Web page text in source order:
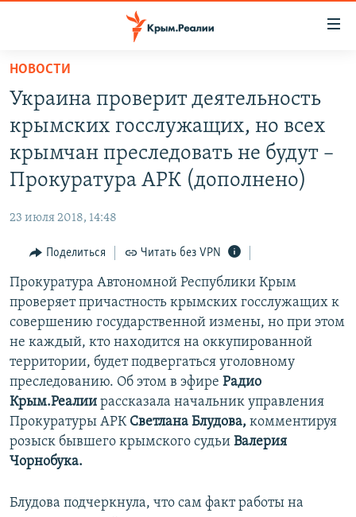
Вернуться
основному
содержанию
Вернутся
главной
Вернутся
поиску
СПЕЦПРОЕКТЫ
КАРТА ВОЕННЫХ ОБЪЕКТОВ КРЫМА
ВОДА
ИСТОРИЯ
ИНФОГРАФИКА
ТЕЛЕПРОЕКТ КРЫМ.РЕАЛИИ
СОВЕТЫ ПРАВОЗАЩИТНИКОВ
ПРОПАВШИЕ БЕЗ ВЕСТИ
ПОБЕДИТЕЛЕЙ НЕ СУДЯТ?
КРЫМ.НЕПОКОРЕННЫЙ
ELIFBE
УКРАИНСКАЯ ПРОБЛЕМА КРЫМА
РАДІО СВОБОДА
КАК ОБОЙТИ БЛОКИРОВКУ
Українською
Qırımtatar
ПРИСОЕДИНЯЙТЕСЬ!
НОВОСТИ
Украина проверит деятельность
крымских госслужащих, но всех
крымчан преследовать не будут –
Прокуратура АРК (дополнено)
23 июля 2018, 14:48
Поделиться Читать без VPN
Прокуратура Автономной Республики Крым
проверяет причастность крымских госслужащих к
совершению государственной измены, но при этом
не каждый, кто находится на оккупированной
территории, будет подвергаться уголовному
преследованию. Об этом в эфире Радио
Крым.Реалии рассказала начальник управления
Прокуратуры АРК Светлана Блудова, комментируя
розыск бывшего крымского судьи Валерия
Чорнобука.
Блудова подчеркнула, что сам факт работы на